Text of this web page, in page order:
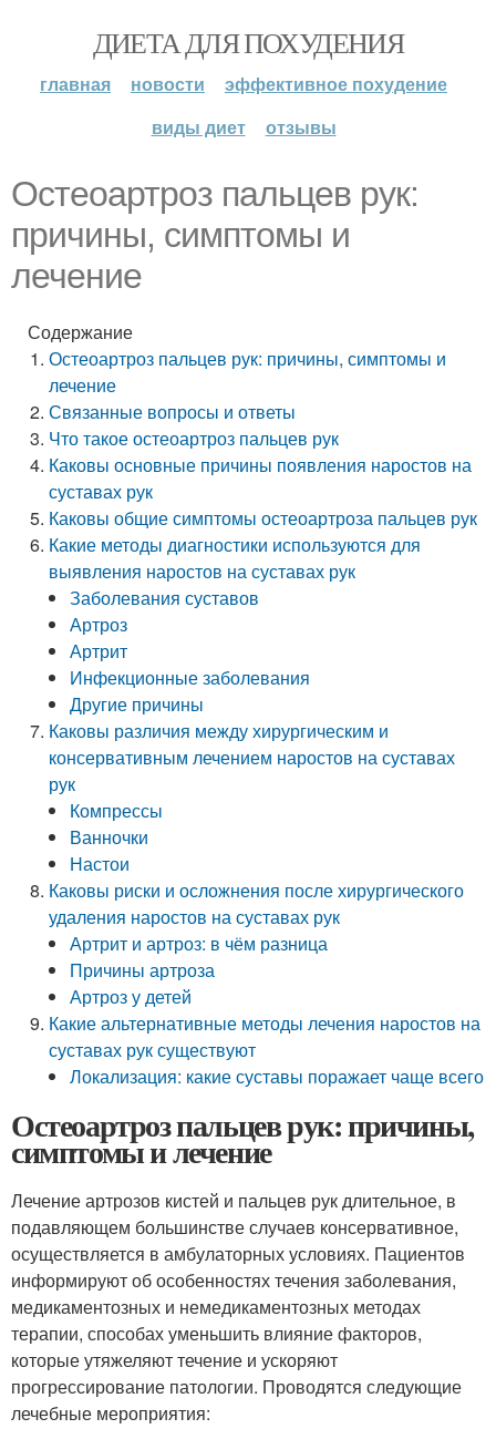
ДИЕТА ДЛЯ ПОХУДЕНИЯ
главная новости
эффективное похудение
виды диет
отзывы
Остеоартроз пальцев рук:
причины, симптомы и
лечение
Содержание
Остеоартроз пальцев рук: причины, симптомы и
лечение
Связанные вопросы и ответы
Что такое остеоартроз пальцев рук
Каковы основные причины появления наростов на
суставах рук
Каковы общие симптомы остеоартроза пальцев рук
Какие методы диагностики используются для
выявления наростов на суставах рук
Заболевания суставов
Артроз
Артрит
Инфекционные заболевания
Другие причины
Каковы различия между хирургическим и
консервативным лечением наростов на суставах
рук
Компрессы
Ванночки
Настои
Каковы риски и осложнения после хирургического
удаления наростов на суставах рук
Артрит и артроз: в чём разница
Причины артроза
Артроз у детей
Какие альтернативные методы лечения наростов на
суставах рук существуют
Локализация: какие суставы поражает чаще всего
Остеоартроз пальцев рук: причины,
симптомы и лечение
Лечение артрозов кистей и пальцев рук длительное, в
подавляющем большинстве случаев консервативное,
осуществляется в амбулаторных условиях. Пациентов
информируют об особенностях течения заболевания,
медикаментозных и немедикаментозных методах
терапии, способах уменьшить влияние факторов,
которые утяжеляют течение и ускоряют
прогрессирование патологии. Проводятся следующие
лечебные мероприятия: